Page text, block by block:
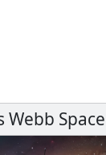
Webb